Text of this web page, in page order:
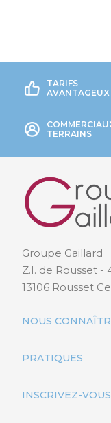
TARIFS
AVANTAGEUX
TERRAINS
Groupe Gaillard
Z.I. de Rousset -
13106 Rousset
NOUS
PRATIQUES
INSCRIVEZ-